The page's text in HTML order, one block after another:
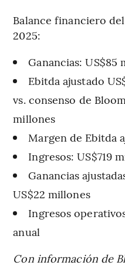
Balance financiero
2025:
Ganancias: US$85
Ebitda ajustado
vs. consenso de
millones
Margen de Ebitda
Ingresos: US$719
Ganancias
US$22 millones
Ingresos
anual
Con información de